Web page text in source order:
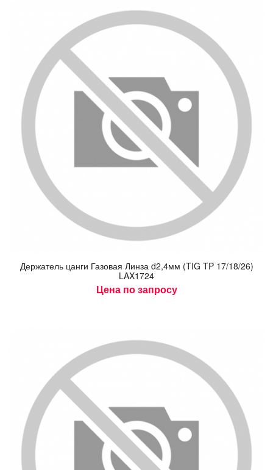
Дер­жа­тель цан­ги Га­зовая Лин­за d2,4мм (TIG TP 17/18/26)
LAX1724
Цена по запросу